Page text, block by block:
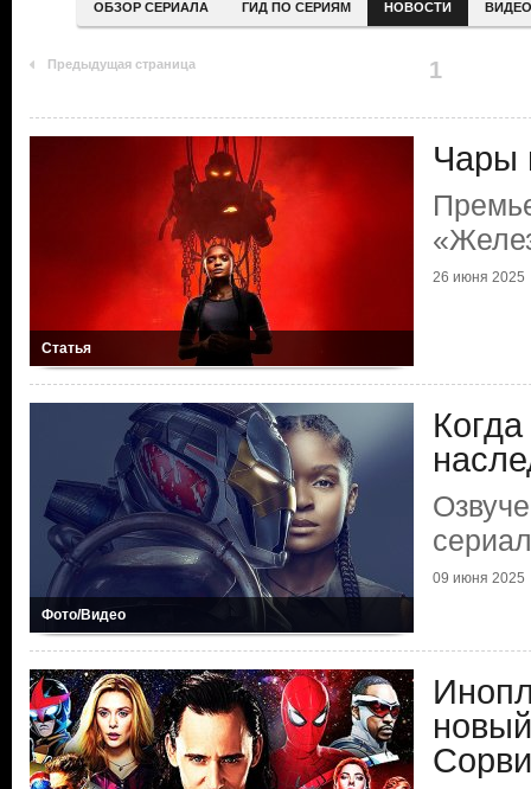
ОБЗОР СЕРИАЛА ГИД ПО СЕРИЯМ НОВОСТИ ВИДЕО
Предыдущая страница 1
Статья
Чары
26 июня 2025
Фото/Видео
09 июня 2025